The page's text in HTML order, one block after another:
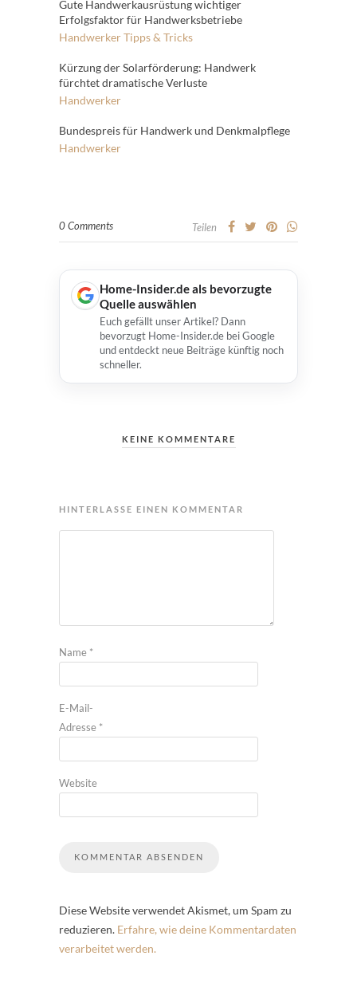
Gute Handwerkausrüstung wichtiger
Erfolgsfaktor für Handwerksbetriebe
HandwerkerTipps & Tricks
Kürzung der Solarförderung: Handwerk
fürchtet dramatische Verluste
Handwerker
Bundespreis für Handwerk und Denkmalpflege
Handwerker
0 Comments Teilen
Home-Insider.de als bevorzugte
Quelle auswählen
Euch gefällt unser Artikel? Dann
bevorzugt Home-Insider.de bei Google
und entdeckt neue Beiträge künftig noch
schneller.
KEINE KOMMENTARE
HINTERLASSE EINEN KOMMENTAR
Name *
E-Mail-
Adresse *
Website
Diese Website verwendet Akismet, um Spam zu
reduzieren. Erfahre, wie deine Kommentardaten
verarbeitet werden.